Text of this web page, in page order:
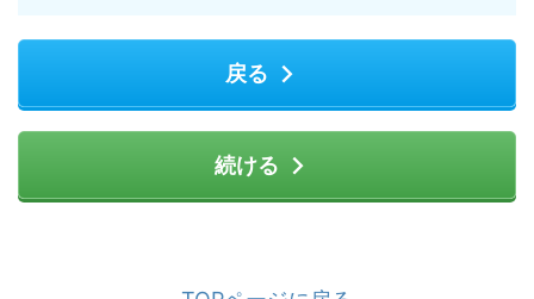
戻る
続ける